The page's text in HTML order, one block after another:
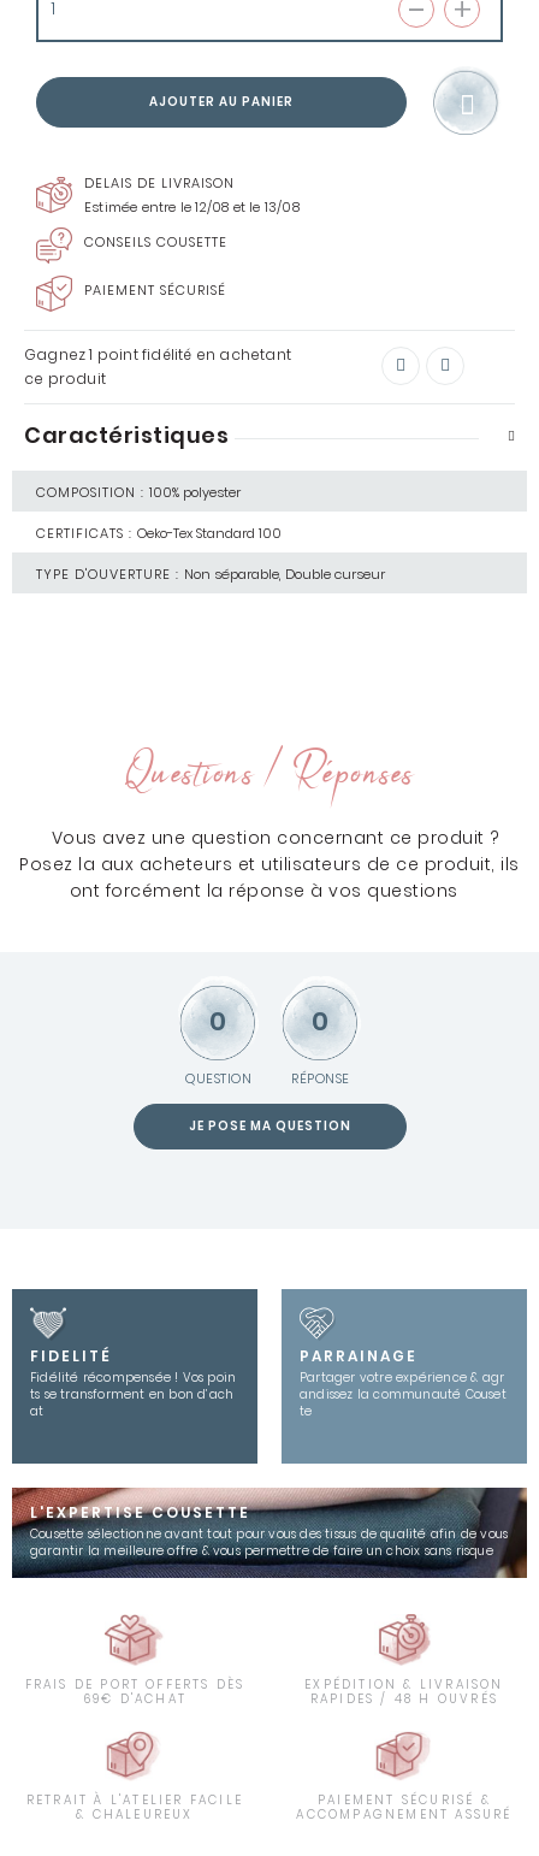
AJOUTER AU PANIER
DELAIS DE LIVRAISON
Estimée entre le 12/08 et le 13/08
CONSEILS COUSETTE
PAIEMENT SÉCURISÉ
Gagnez1 pointfidélité en achetant
ce produit
Caractéristiques
COMPOSITION : 100% polyester
CERTIFICATS : Oeko-Tex Standard 100
TYPE D'OUVERTURE : Non séparable, Double curseur
Questions / Réponses
Vous avez une question concernant ce produit ?
Posez la aux acheteurs et utilisateurs de ce produit, ils
ont forcément la réponse à vos questions
0
QUESTION
0
RÉPONSE
JE POSE MA QUESTION
FIDELITÉ
Fidélité récompensée ! Vos poin
ts se transforment en bon d’ach
at
PARRAINAGE
Partager votre expérience & agr
andissez la communauté Couset
te
L'EXPERTISE COUSETTE
Cousette sélectionne avant tout pour vous des tissus de qualité afin de vous
garantir la meilleure offre & vous permettre de faire un choix sans risque
FRAIS DE PORT OFFERTS DÈS
69€ D'ACHAT
EXPÉDITION & LIVRAISON
RAPIDES / 48 H OUVRÉS
RETRAIT À L'ATELIER FACILE
& CHALEUREUX
PAIEMENT SÉCURISÉ &
ACCOMPAGNEMENT ASSURÉ